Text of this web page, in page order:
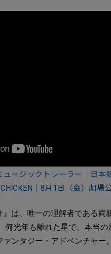
ュージックトレーラー｜日
｜8月1日（金）劇場
』は、唯一の理解者である両
何光年も離れた星で、本当
ァンタジー・アドベンチャー